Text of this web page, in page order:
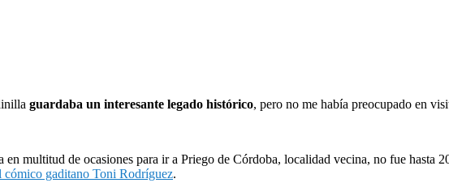
guardaba un interesante legado histórico, pero no me había preocupado en
en multitud de ocasiones para ir a Priego de Córdoba, localidad vecina, no fue hasta
cómico gaditano Toni Rodríguez.